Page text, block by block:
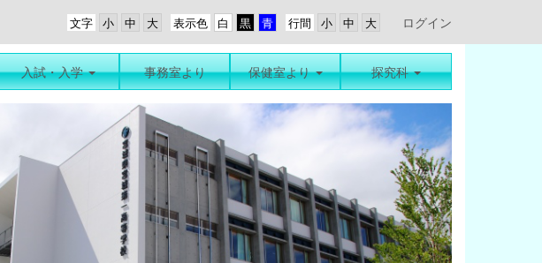
行間
表示色
文字 ログイン
入試・入学 事務室より 保健室より 探究科